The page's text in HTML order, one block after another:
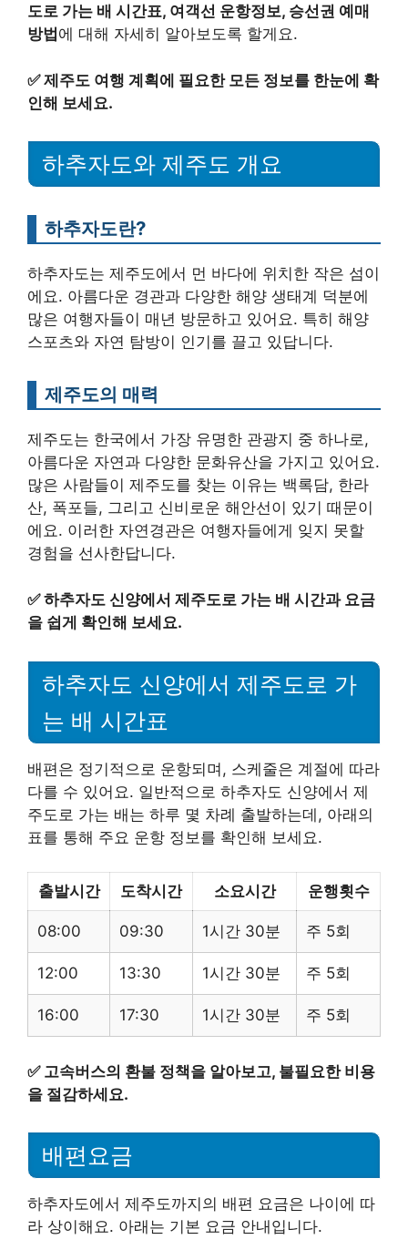
도로 가는 배 시간표, 여객선 운항정보, 승선권 예매
방법 에 대해 자세히 알아보도록 할게요.
✅제주도 여행 계획에 필요한 모든 정보를 한눈에 확
인해 보세요.
하추자도와 제주도 개요
하추자도란?
하추자도는 제주도에서 먼 바다에 위치한 작은 섬이
에요. 아름다운 경관과 다양한 해양 생태계 덕분에
많은 여행자들이 매년 방문하고 있어요. 특히 해양
스포츠와 자연 탐방이 인기를 끌고 있답니다.
제주도의 매력
제주도는 한국에서 가장 유명한 관광지 중 하나로,
아름다운 자연과 다양한 문화유산을 가지고 있어요.
많은 사람들이 제주도를 찾는 이유는 백록담, 한라
산, 폭포들, 그리고 신비로운 해안선이 있기 때문이
에요. 이러한 자연경관은 여행자들에게 잊지 못할
경험을 선사한답니다.
✅하추자도 신양에서 제주도로 가는 배 시간과 요금
을 쉽게 확인해 보세요.
하추자도 신양에서 제주도로 가
는 배 시간표
배편은 정기적으로 운항되며, 스케줄은 계절에 따라
다를 수 있어요. 일반적으로 하추자도 신양에서 제
주도로 가는 배는 하루 몇 차례 출발하는데, 아래의
표를 통해 주요 운항 정보를 확인해 보세요.
출발시간 도착시간 소요시간 운행횟수
08:00 09:30 1시간 30분 주 5회
12:00 13:30 1시간 30분 주 5회
16:00 17:30 1시간 30분 주 5회
✅ 고속버스의 환불 정책을 알아보고, 불필요한 비용
을 절감하세요.
배편요금
하추자도에서 제주도까지의 배편 요금은 나이에 따
라 상이해요. 아래는 기본 요금 안내입니다.